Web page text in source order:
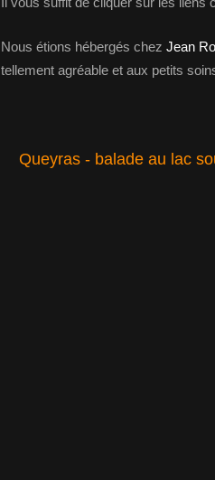
Nous étions hébergés chez Jean
tellement agréable et aux petits
Queyras - balade au lac